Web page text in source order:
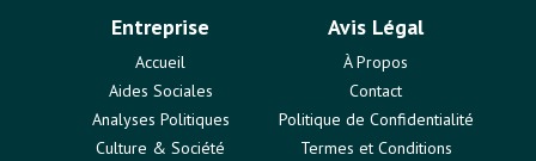
Entreprise
Accueil
Aides Sociales
Analyses Politiques
Culture & Société
Avis Légal
À Propos
Contact
Politique de Confidentialité
Termes et Conditions